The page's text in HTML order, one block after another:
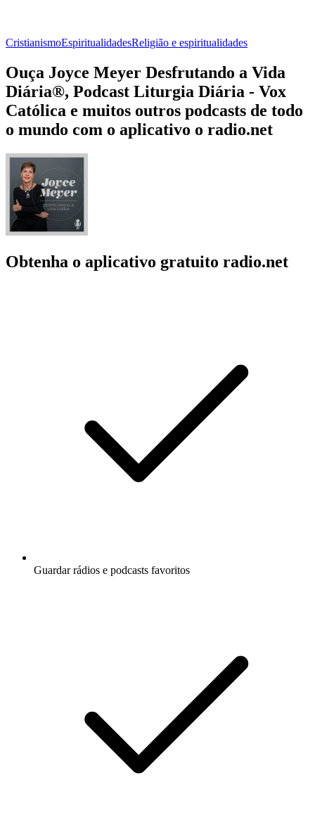
CristianismoEspiritualidadesReligião e espiritualidades
Ouça Joyce Meyer Desfrutando a Vida
Diária®, Podcast Liturgia Diária - Vox
Católica e muitos outros podcasts de todo
o mundo com o aplicativo o radio.net
Obtenha o aplicativo gratuito radio.net
Guardar rádios e podcasts favoritos